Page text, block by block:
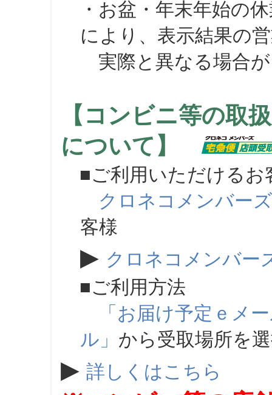
・お盆・年末年始の
により、表示結果の
実際と異なる場合が
【コンビニ等の取
について】
■ご利用いただけるお
クロネコメンバーズ
客様
▶ クロネコメンバー
■ご利用方法
「お届け予定ｅメ
ル」 から受取場所を
▶ 詳しくはこちら